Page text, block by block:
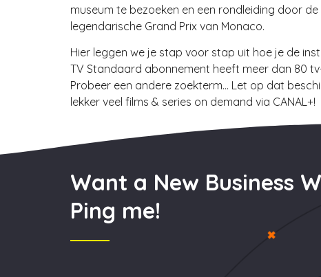
museum te bezoeken en een rondleiding door
legendarische Grand Prix van Monaco.
Hier leggen we je stap voor stap uit hoe je de
TV Standaard abonnement heeft meer dan 80
Probeer een andere zoekterm… Let op dat
lekker veel films & series on demand via CANAL+!
Want a New Business
Ping me!